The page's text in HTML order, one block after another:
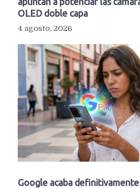
OLED doble capa
4 agosto, 2026
Google acaba